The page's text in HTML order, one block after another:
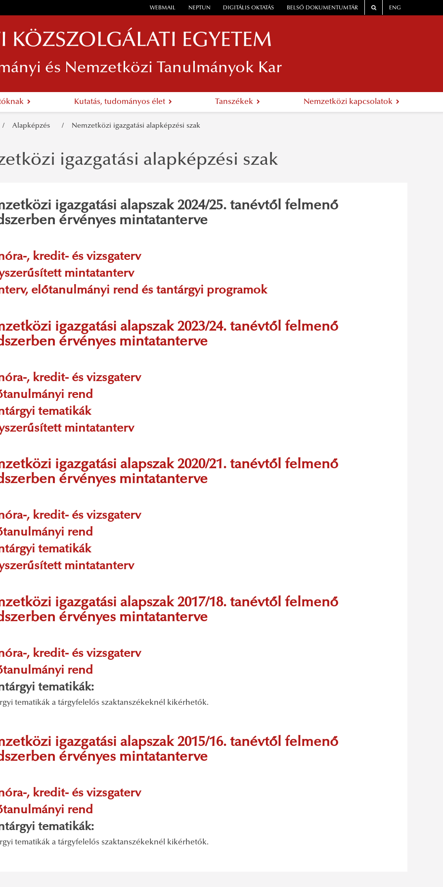
WEBMAIL NEPTUN DIGITÁLIS OKTATÁS BELSŐ DOKUMENTUMTÁR ENG
KÖZSZOLGÁLATI EGYETEM
és Nemzetközi Tanulmányok Kar
Kutatás, tudományos élet Tanszékek Nemzetközi kapcsolatok
Alapképzés Nemzetközi igazgatási alapképzési szak
igazgatási alapképzési szak
igazgatási alapszak 2024/25. tanévtől felmenő
érvényes mintatanterve
, kredit- és vizsgaterv
mintatanterv
előtanulmányi rend és tantárgyi programok
igazgatási alapszak 2023/24. tanévtől felmenő
érvényes mintatanterve
, kredit- és vizsgaterv
rend
tematikák
mintatanterv
igazgatási alapszak 2020/21. tanévtől felmenő
érvényes mintatanterve
, kredit- és vizsgaterv
rend
tematikák
mintatanterv
igazgatási alapszak 2017/18. tanévtől felmenő
érvényes mintatanterve
, kredit- és vizsgaterv
rend
tematikák:
tematikák a tárgyfelelős szaktanszékeknél kikérhetők.
igazgatási alapszak 2015/16. tanévtől felmenő
érvényes mintatanterve
, kredit- és vizsgaterv
rend
tematikák:
tematikák a tárgyfelelős szaktanszékeknél kikérhetők.